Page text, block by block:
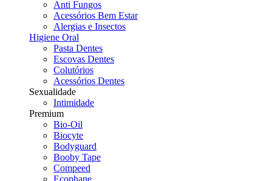
Anti Fungos
Acessórios Bem Estar
Alergias e Insectos
Higiene Oral
Pasta Dentes
Escovas Dentes
Colutórios
Acessórios Dentes
Sexualidade
Intimidade
Premium
Bio-Oil
Biocyte
Bodyguard
Booby Tape
Compeed
Ecophane